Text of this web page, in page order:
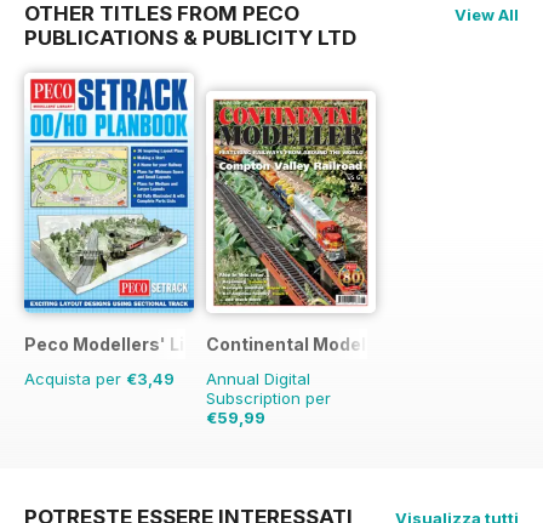
OTHER TITLES FROM PECO
PUBLICATIONS & PUBLICITY LTD
View All
Peco Modellers' Library
Acquista per €3,49
Continental Modeller
Annual Digital
Subscription per
€59,99
POTRESTE ESSERE INTERESSATI
Visualizza tutti